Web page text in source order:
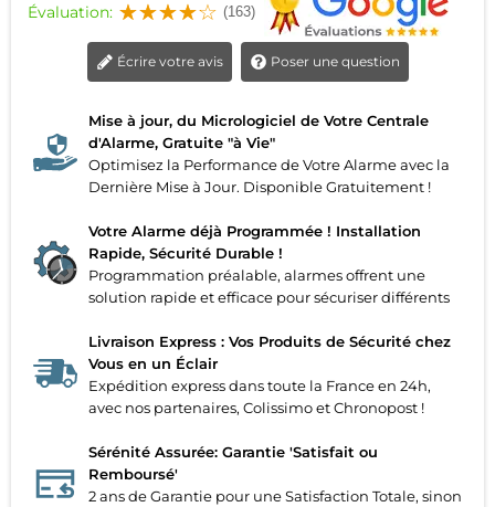
Évaluation: (163)
Écrire votre avis Poser une question
Mise à jour, du Micrologiciel de Votre Centrale
d'Alarme, Gratuite "à Vie"
Optimisez la Performance de Votre Alarme avec la
Dernière Mise à Jour. Disponible Gratuitement !
Votre Alarme déjà Programmée ! Installation
Rapide, Sécurité Durable !
Programmation préalable, alarmes offrent une
solution rapide et efficace pour sécuriser différents
Livraison Express : Vos Produits de Sécurité chez
Vous en un Éclair
Expédition express dans toute la France en 24h,
avec nos partenaires, Colissimo et Chronopost !
Sérénité Assurée: Garantie 'Satisfait ou
Remboursé'
2 ans de Garantie pour une Satisfaction Totale, sinon